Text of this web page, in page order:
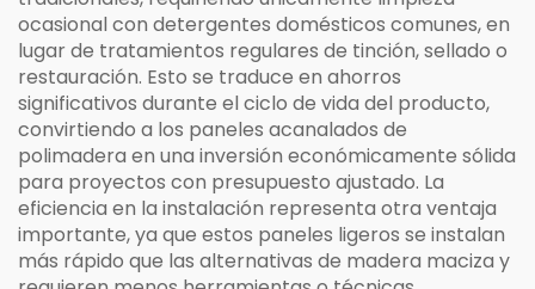
ocasional con detergentes domésticos comunes, en
lugar de tratamientos regulares de tinción, sellado o
restauración. Esto se traduce en ahorros
significativos durante el ciclo de vida del producto,
convirtiendo a los paneles acanalados de
polimadera en una inversión económicamente sólida
para proyectos con presupuesto ajustado. La
eficiencia en la instalación representa otra ventaja
importante, ya que estos paneles ligeros se instalan
más rápido que las alternativas de madera maciza y